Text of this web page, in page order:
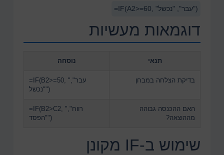
=IF(A2>=60, "עבר", "נכשל")
דוגמאות מעשיות
תנאי נוסחה
בדיקת הצלחה במבחן
=IF(B2>=50, "עבר",
"נכשל")
האם ההכנסה גבוהה
מההוצאה?
=IF(B2>C2, "רווח",
"הפסד")
שימוש ב-IF מקונן